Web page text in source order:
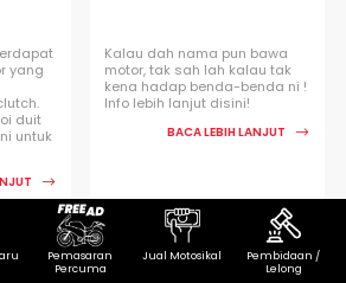
yang
duit
untuk
Kalau dah nama pun bawa
motor, tak sah lah kalau tak
kena hadap benda-benda ni !
Info lebih lanjut disini!
BACA LEBIH LANJUT
Pemasaran
Percuma
Jual Motosikal
Pembidaan /
Lelong